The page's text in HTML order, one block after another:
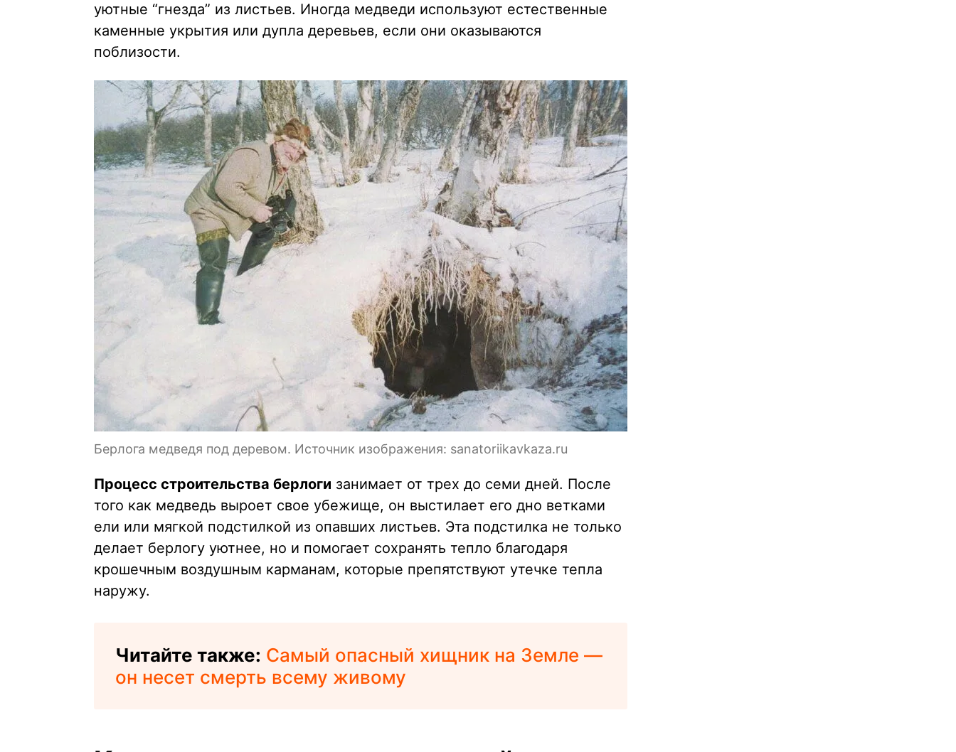
уютные “гнезда” из листьев. Иногда медведи используют естественные
каменные укрытия или дупла деревьев, если они оказываются
поблизости.
Берлога медведя под деревом. Источник изображения: sanatoriikavkaza.ru
Процесс строительства берлоги занимает от трех до семи дней. После
того как медведь выроет свое убежище, он выстилает его дно ветками
ели или мягкой подстилкой из опавших листьев. Эта подстилка не только
делает берлогу уютнее, но и помогает сохранять тепло благодаря
крошечным воздушным карманам, которые препятствуют утечке тепла
наружу.
Читайте также: Самый опасный хищник на Земле —
он несет смерть всему живому